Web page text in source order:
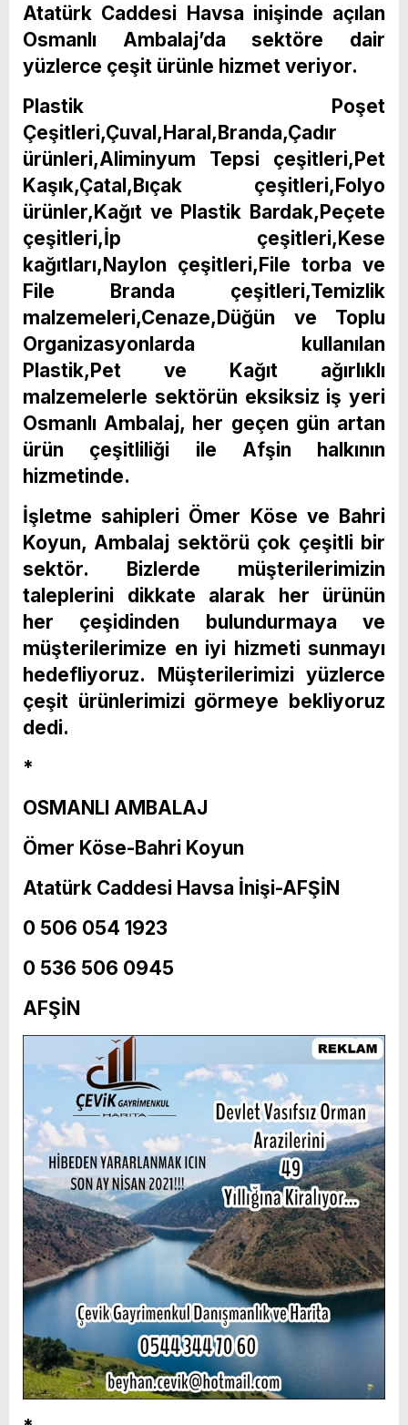
Atatürk Caddesi Havsa inişinde açılan
Osmanlı Ambalaj’da sektöre dair
yüzlerce çeşit ürünle hizmet veriyor.
Plastik Poşet
Çeşitleri,Çuval,Haral,Branda,Çadır
ürünleri,Aliminyum Tepsi çeşitleri,Pet
Kaşık,Çatal,Bıçak çeşitleri,Folyo
ürünler,Kağıt ve Plastik Bardak,Peçete
çeşitleri,İp çeşitleri,Kese
kağıtları,Naylon çeşitleri,File torba ve
File Branda çeşitleri,Temizlik
malzemeleri,Cenaze,Düğün ve Toplu
Organizasyonlarda kullanılan
Plastik,Pet ve Kağıt ağırlıklı
malzemelerle sektörün eksiksiz iş yeri
Osmanlı Ambalaj, her geçen gün artan
ürün çeşitliliği ile Afşin halkının
hizmetinde.
İşletme sahipleri Ömer Köse ve Bahri
Koyun, Ambalaj sektörü çok çeşitli bir
sektör. Bizlerde müşterilerimizin
taleplerini dikkate alarak her ürünün
her çeşidinden bulundurmaya ve
müşterilerimize en iyi hizmeti sunmayı
hedefliyoruz. Müşterilerimizi yüzlerce
çeşit ürünlerimizi görmeye bekliyoruz
dedi.
*
OSMANLI AMBALAJ
Ömer Köse-Bahri Koyun
Atatürk Caddesi Havsa İnişi-AFŞİN
0 506 054 1923
0 536 506 0945
AFŞİN